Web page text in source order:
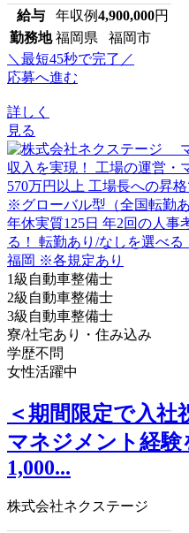
給与 年収例4,900,000円
勤務地 福岡県 福岡市
＼最短45秒で完了／
応募へ進む
詳しく
見る
1級自動車整備士
2級自動車整備士
3級自動車整備士
寮/社宅あり・住み込み
学歴不問
女性活躍中
＜期間限定で入社
マネジメント経験
1,000...
株式会社ネクステージ